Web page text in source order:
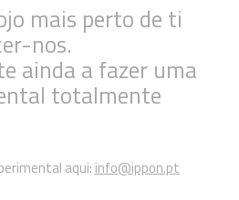
mais perto de ti
nos.
ainda a fazer uma
totalmente
aqui: info@ippon.pt